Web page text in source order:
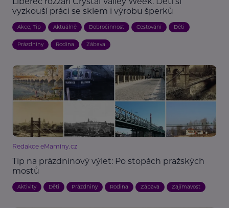
vyzkouší práci se sklem i výrobu šperků
Akce, Tip Aktuálně Dobročinnost Cestování Děti
Prázdniny Rodina Zábava
Redakce eMaminy.cz
Tip na prázdninový výlet: Po stopách pražských
mostů
Aktivity Děti Prázdniny Rodina Zábava Zajímavost